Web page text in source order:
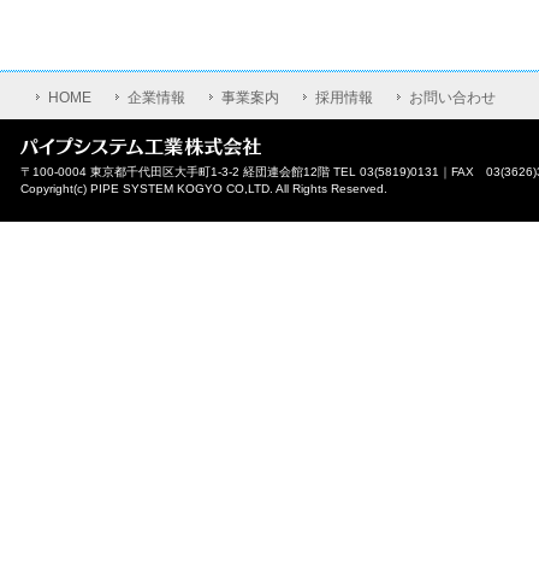
HOME 企業情報 事業案内 採用情報 お問い合わせ
〒100-0004 東京都千代田区大手町1-3-2 経団連会館12階 TEL 03(5819)0131｜FAX
Copyright(c) PIPE SYSTEM KOGYO CO,LTD. All Rights Reserved.